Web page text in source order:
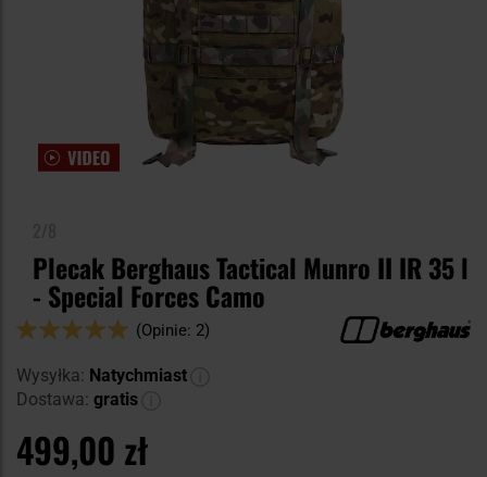
Plecak Berghaus Tactical Munro II IR 35 l
- Special Forces Camo
Ocena:
(Opinie: 2)
Wysyłka: Natychmiast
Dostawa: gratis
499,00 zł